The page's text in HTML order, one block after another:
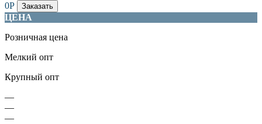
0Р Заказать
ЦЕНА
Розничная цена
Мелкий опт
Крупный опт
—
—
—